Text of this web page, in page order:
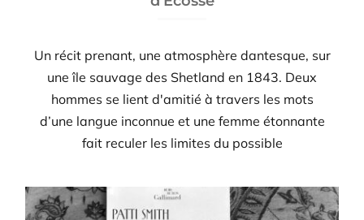
Un récit prenant, une atmosphère dantesque, sur
une île sauvage des Shetland en 1843. Deux
hommes se lient d'amitié à travers les mots
d’une langue inconnue et une femme étonnante
fait reculer les limites du possible